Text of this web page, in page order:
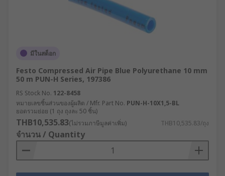
มีในสต็อก
Festo Compressed Air Pipe Blue Polyurethane 10 mm
50 m PUN-H Series, 197386
RS Stock No. 122-8458
หมายเลขชิ้นส่วนของผู้ผลิต / Mfr. Part No. PUN-H-10X1,5-BL
ยอดรวมย่อย (1 ถุง ถุงละ 50 ชิ้น)
THB10,535.83(ไม่รวมภาษีมูลค่าเพิ่ม) THB10,535.83/ถุง
จำนวน / Quantity